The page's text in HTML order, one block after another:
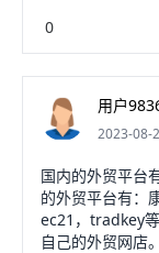
现“次日达”的服
其二，与有名的
政、佐川、黑猫
物旺季，
卖双方的物流需
线，更进一步追
味着越快的资金
做的非常好，
0
用户
2023-08-
国内的外贸平台
的外贸平台有：
ec21，tradkey
自己的外贸网店